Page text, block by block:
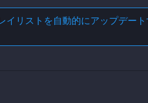
イリストを自動的にアップデート